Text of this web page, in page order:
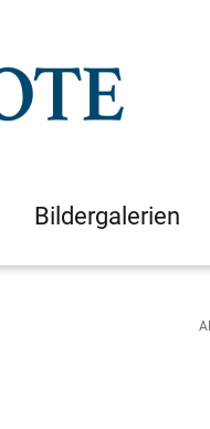
Bildergalerien